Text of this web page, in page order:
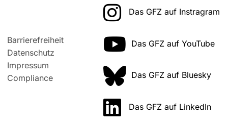
Barrierefreiheit
Datenschutz
Impressum
Compliance
Das GFZ auf Instragram
Das GFZ auf YouTube
Das GFZ auf Bluesky
Das GFZ auf LinkedIn